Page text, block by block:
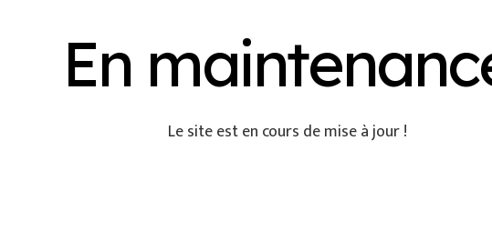
En
Le site est en cours de mise à jour !